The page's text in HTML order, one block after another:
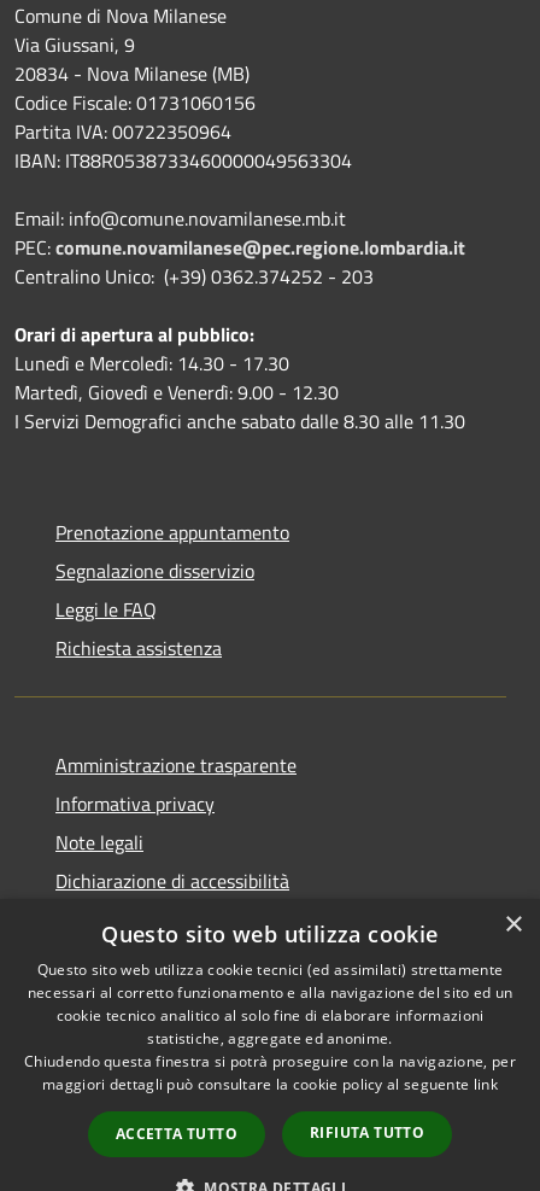
Comune di Nova Milanese
Via Giussani, 9
20834 - Nova Milanese (MB)
Codice Fiscale: 01731060156
Partita IVA: 00722350964
IBAN: IT88R0538733460000049563304
Email: info@comune.novamilanese.mb.it
PEC:comune.novamilanese@pec.regione.lombardia.it
Centralino Unico: (+39) 0362.374252 - 203
Orari di apertura al pubblico:
Lunedì e Mercoledì: 14.30 - 17.30
Martedì, Giovedì e Venerdì: 9.00 - 12.30
I Servizi Demografici anche sabato dalle 8.30 alle 11.30
Prenotazione appuntamento
Segnalazione disservizio
Leggi le FAQ
Richiesta assistenza
Amministrazione trasparente
Informativa privacy
Note legali
Dichiarazione di accessibilità
RSS
Privacy
Cookie
Mappa del sito
Extranet
Copyright © 2026 • Comune di
Nova Milanese • Powered by
Municipium•Accesso
redazione
×
Questo sito web utilizza cookie
Questo sito web utilizza cookie tecnici (ed assimilati) strettamente
necessari al corretto funzionamento e alla navigazione del sito ed un
cookie tecnico analitico al solo fine di elaborare informazioni
statistiche, aggregate ed anonime.
Chiudendo questa finestra si potrà proseguire con la navigazione, per
maggiori dettagli può consultare la cookie policy al seguente link
ACCETTA TUTTO RIFIUTA TUTTO